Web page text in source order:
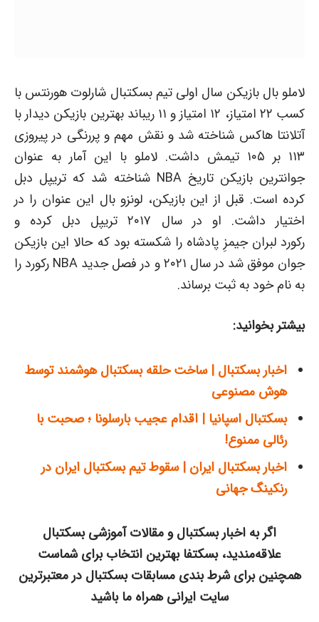
لاملو بال بازیکن سال اولی تیم بسکتبال شارلوت هورنتس با
کسب ۲۲ امتیاز، ۱۲ امتیاز و ۱۱ ریباند بهترین بازیکن دیدار با
آتلانتا هاکس شناخته شد و نقش مهم و پررنگی در پیروزی
۱۱۳ بر ۱۰۵ تیمش داشت. لاملو با این آمار به عنوان
جوانترین بازیکن تاریخ NBA شناخته شد که تریپل دبل
کرده است. قبل از این بازیکن، لونزو بال این عنوان را در
اختیار داشت. او در سال ۲۰۱۷ تریپل دبل کرده و
رکورد لبران جیمزِ پادشاه را شکسته بود که حالا این بازیکن
جوان موفق شد در سال ۲۰۲۱ و در فصل جدید NBA رکورد را
به نام خود به ثبت برساند.
بیشتر بخوانید:
اخبار بسکتبال | ساخت حلقه بسکتبال هوشمند توسط
هوش مصنوعی
بسکتبال اسپانیا | اقدام عجیب بارسلونا ؛ صحبت با
رئالی ممنوع!
اخبار بسکتبال ایران | سقوط تیم بسکتبال ایران در
رنکینگ جهانی
اگر به اخبار بسکتبال و مقالات آموزشی بسکتبال
علاقه‌مندید، بسکتفا بهترین انتخاب برای شماست
همچنین برای شرط بندی مسابقات بسکتبال در معتبرترین
سایت ایرانی همراه ما باشید